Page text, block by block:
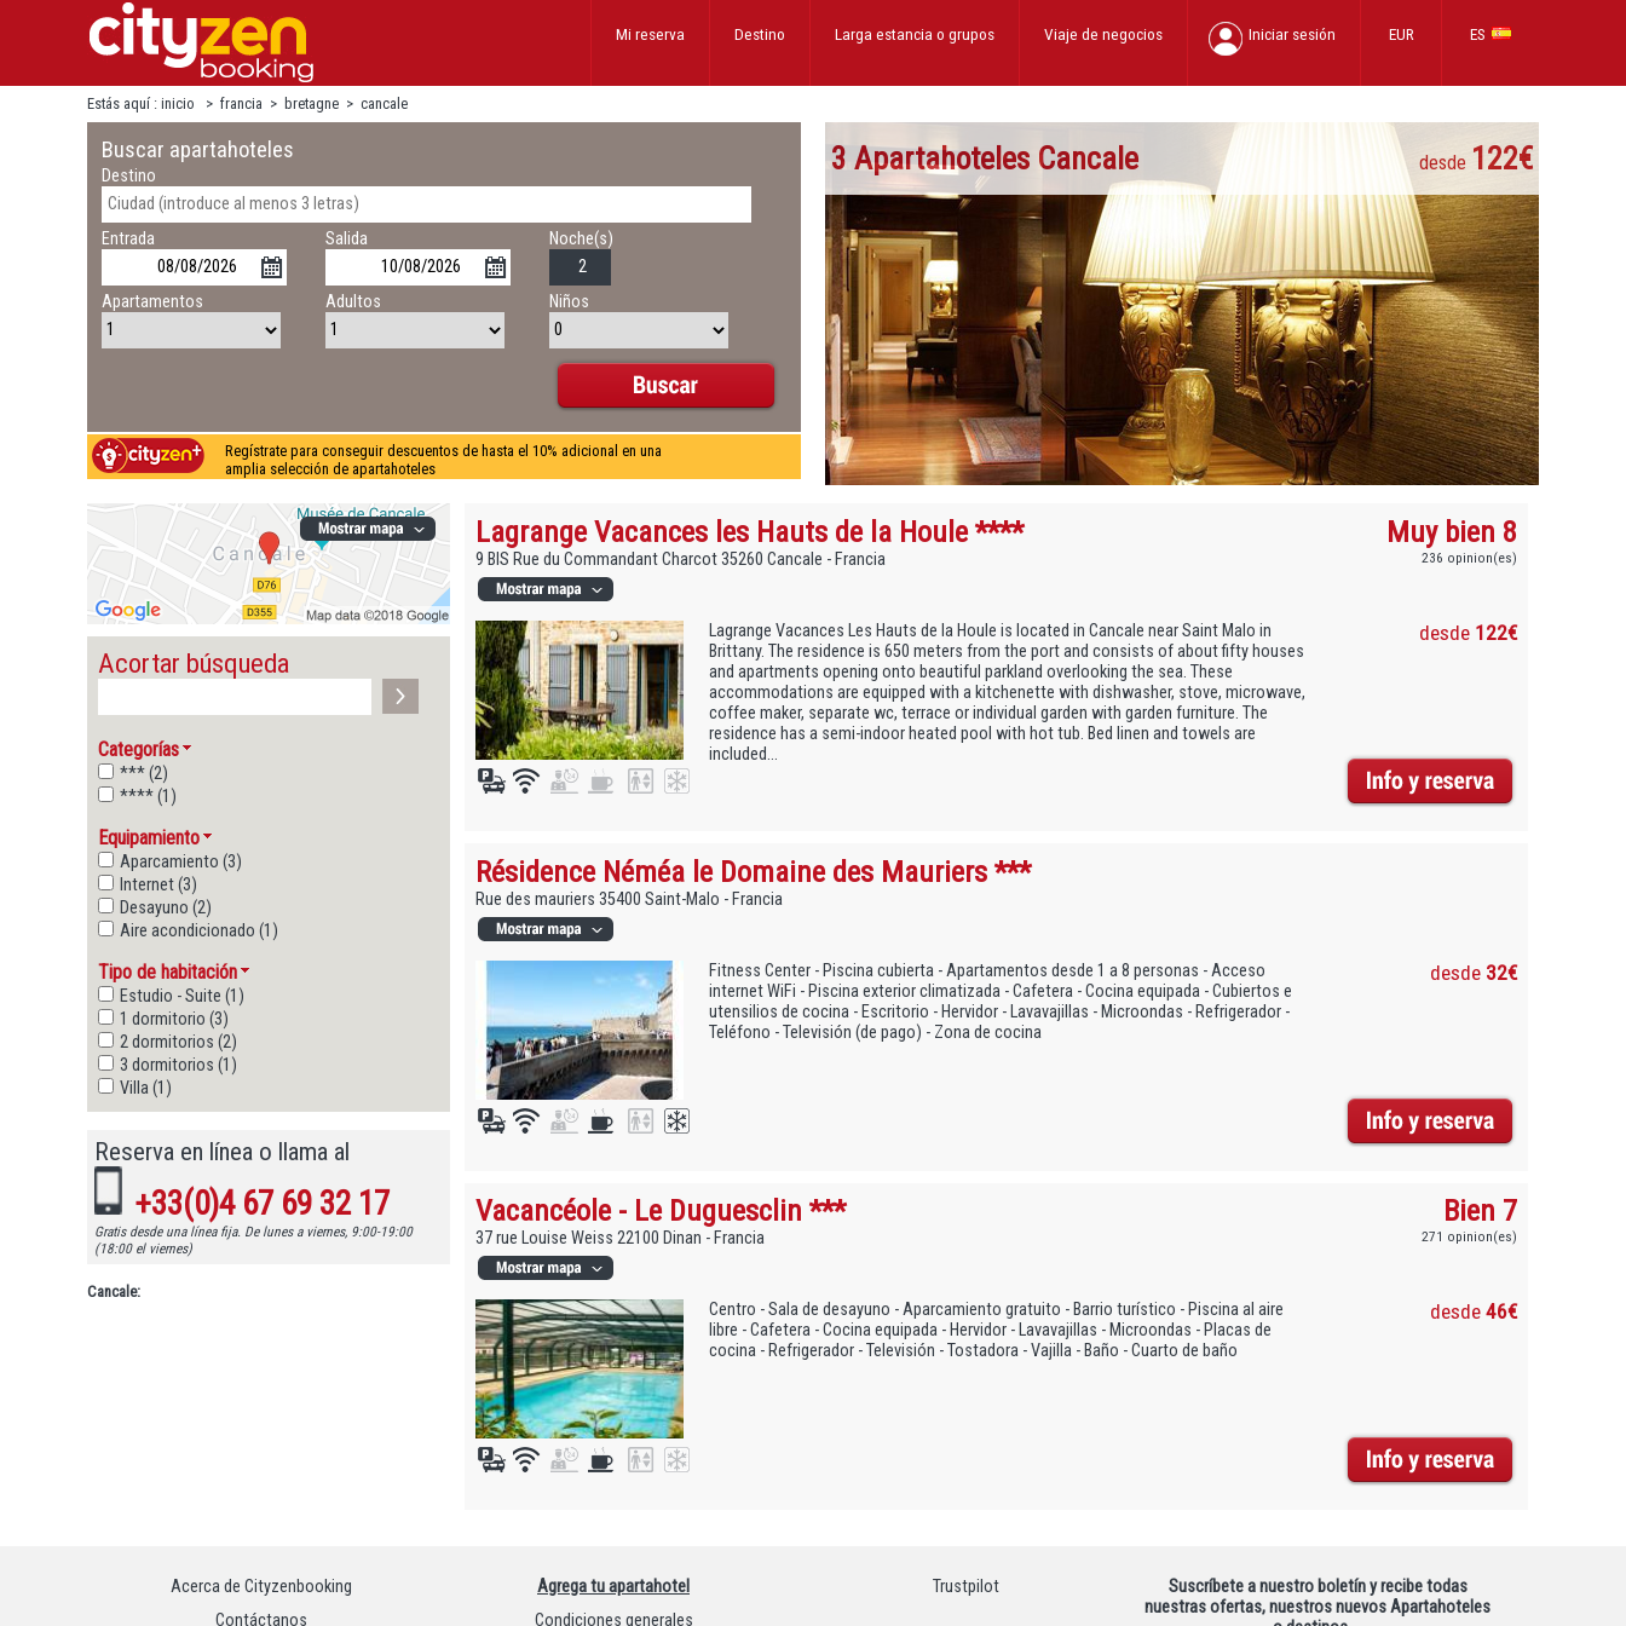
ES
EUR
Iniciar sesión
Viaje de negocios
Larga estancia o grupos
Destino
Mi reserva
Estás aquí : inicio > francia > bretagne > cancale
Buscar apartahoteles
Destino
Entrada Salida Noche(s)
Apartamentos Adultos Niños
Regístrate para conseguir descuentos de hasta el 10% adicional en una
amplia selección de apartahoteles
3 Apartahoteles Cancale desde 122€
Acortar búsqueda
Categorías
*** (2)
**** (1)
Equipamiento
Aparcamiento (3)
Internet (3)
Desayuno (2)
Aire acondicionado (1)
Tipo de habitación
Estudio - Suite (1)
1 dormitorio (3)
2 dormitorios (2)
3 dormitorios (1)
Villa (1)
Reserva en línea o llama al
+33(0)4 67 69 32 17
Gratis desde una línea fija. De lunes a viernes, 9:00-19:00
(18:00 el viernes)
Cancale:
Lagrange Vacances les Hauts de la Houle ****
9 BIS Rue du Commandant Charcot 35260 Cancale - Francia
Muy bien 8
236 opinion(es)
Lagrange Vacances Les Hauts de la Houle is located in Cancale near Saint Malo in
Brittany. The residence is 650 meters from the port and consists of about fifty houses
and apartments opening onto beautiful parkland overlooking the sea. These
accommodations are equipped with a kitchenette with dishwasher, stove, microwave,
coffee maker, separate wc, terrace or individual garden with garden furniture. The
residence has a semi-indoor heated pool with hot tub. Bed linen and towels are
included...
desde 122€
Résidence Néméa le Domaine des Mauriers ***
Rue des mauriers 35400 Saint-Malo - Francia
Fitness Center - Piscina cubierta - Apartamentos desde 1 a 8 personas - Acceso
internet WiFi - Piscina exterior climatizada - Cafetera - Cocina equipada - Cubiertos e
utensilios de cocina - Escritorio - Hervidor - Lavavajillas - Microondas - Refrigerador -
Teléfono - Televisión (de pago) - Zona de cocina
desde 32€
Vacancéole - Le Duguesclin ***
37 rue Louise Weiss 22100 Dinan - Francia
Bien 7
271 opinion(es)
Centro - Sala de desayuno - Aparcamiento gratuito - Barrio turístico - Piscina al aire
libre - Cafetera - Cocina equipada - Hervidor - Lavavajillas - Microondas - Placas de
cocina - Refrigerador - Televisión - Tostadora - Vajilla - Baño - Cuarto de baño
desde46€
Acerca de Cityzenbooking
Contáctanos
Agrega tu apartahotel
Condiciones generales
Trustpilot
Suscríbete a nuestro boletín y recibe todas
nuestras ofertas, nuestros nuevos Apartahoteles